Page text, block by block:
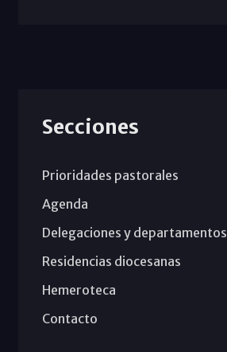
Secciones
Prioridades pastorales
Agenda
Delegaciones y departamentos
Residencias diocesanas
Hemeroteca
Contacto